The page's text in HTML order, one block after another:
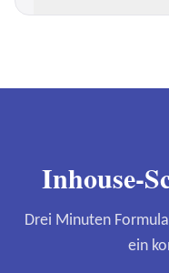
Inhouse-
Drei Minuten
ein